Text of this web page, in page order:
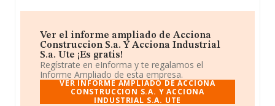
Ver el informe ampliado de Acciona
Construccion S.a. Y Acciona Industrial
S.a. Ute ¡Es gratis!
Regístrate en eInforma y te regalamos el
Informe Ampliado de esta empresa.
VER INFORME AMPLIADO DE ACCIONA
CONSTRUCCION S.A. Y ACCIONA
INDUSTRIAL S.A. UTE